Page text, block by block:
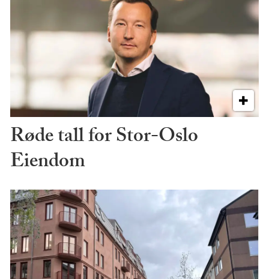
Røde tall for Stor-Oslo
Eiendom